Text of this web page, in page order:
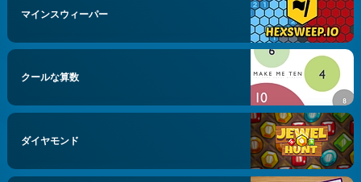
マインスウィーパー
クールな算数
ダイヤモンド